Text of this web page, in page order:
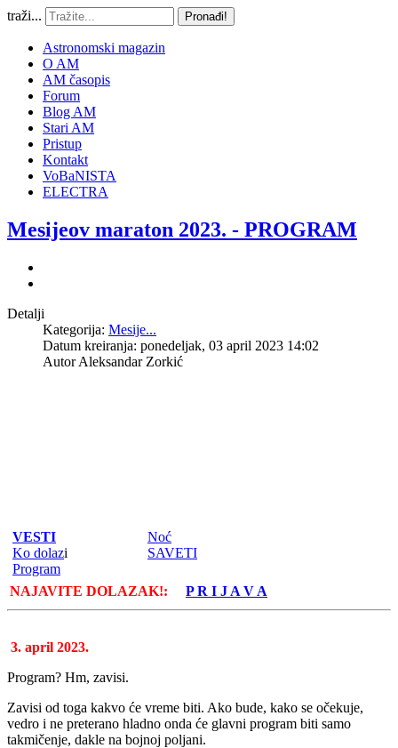
traži... Pronađi!
Astronomski magazin
O AM
AM časopis
Forum
Blog AM
Stari AM
Pristup
Kontakt
VoBaNISTA
ELECTRA
Mesijeov maraton 2023. - PROGRAM
Detalji
Kategorija: Mesije...
Datum kreiranja: ponedeljak, 03 april 2023 14:02
AutorAleksandar Zorkić
VESTI
Ko dolazi
Program
Noć
SAVETI
NAJAVITE DOLAZAK!: P R I J A V A
3. april 2023.
Program? Hm, zavisi.
Zavisi od toga kakvo će vreme biti. Ako bude, kako se očekuje,
vedro i ne preterano hladno onda će glavni program biti samo
takmičenje, dakle na bojnoj poljani.